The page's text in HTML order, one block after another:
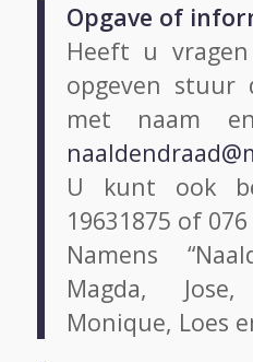
Opgave of
Heeft u
opgeven stuur
met naam
U kunt ook
19631875 of 076
Namens
Magda,
Monique, Loes